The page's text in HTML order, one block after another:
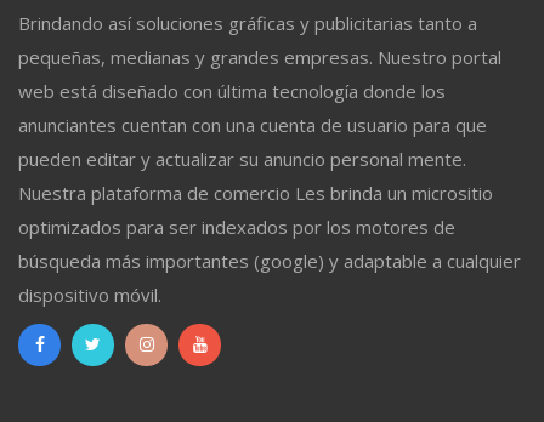
Brindando así soluciones gráficas y publicitarias tanto a
pequeñas, medianas y grandes empresas. Nuestro portal
web está diseñado con última tecnología donde los
anunciantes cuentan con una cuenta de usuario para que
pueden editar y actualizar su anuncio personal mente.
Nuestra plataforma de comercio Les brinda un micrositio
optimizados para ser indexados por los motores de
búsqueda más importantes (google) y adaptable a cualquier
dispositivo móvil.